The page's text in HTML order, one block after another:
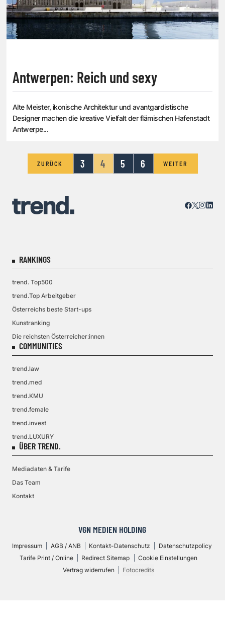
Antwerpen: Reich und sexy
Alte Meister, ikonische Architektur und avantgardistische
Designer machen die kreative Vielfalt der flämischen Hafenstadt
Antwerpe...
ZURÜCK 3 4 5 6 WEITER
RANKINGS
trend. Top500
trend.Top Arbeitgeber
Österreichs beste Start-ups
Kunstranking
Die reichsten Österreicher:innen
COMMUNITIES
trend.law
trend.med
trend.KMU
trend.female
trend.invest
trend.LUXURY
ÜBER TREND.
Mediadaten & Tarife
Das Team
Kontakt
VGN MEDIEN HOLDING
Impressum AGB / ANB Kontakt-Datenschutz
Datenschutzpolicy
Tarife Print / Online
Redirect Sitemap
Cookie Einstellungen
Vertrag widerrufen
Fotocredits